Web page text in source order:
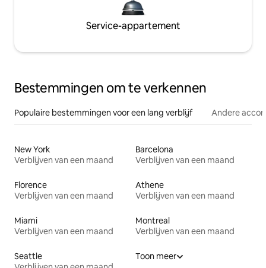
Service-appartement
Bestemmingen om te verkennen
Populaire bestemmingen voor een lang verblijf Andere
New York
Verblijven van een maand
Barcelona
Verblijven van een maand
Florence
Verblijven van een maand
Athene
Verblijven van een maand
Miami
Verblijven van een maand
Montreal
Verblijven van een maand
Seattle
Toon meer